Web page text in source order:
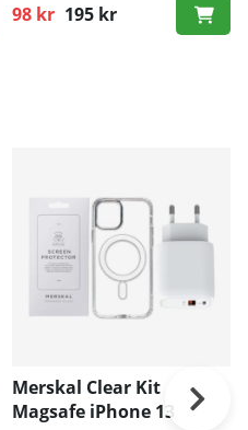
98 kr 195 kr
Ordinarie pris:
Merskal Clear Kit
Magsafe iPhone 13